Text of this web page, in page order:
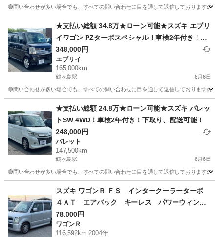
🔴問い合わせが多い場合でも、すべての問い合わせに目を通して返信しております
鶴ヶ島駅 Kei 車両
★支払い総額 34.8万★ローン可能★スズキ エブリ
イワゴン PZターボスペシャル！車検2年付き！下
取り、配送可能！
348,000円
エブリイ
165,000km
鶴ヶ島駅 8月6日
🔴問い合わせが多い場合でも、すべての問い合わせに目を通して返信しております
鶴ヶ島駅 エブリイ
★支払い総額 24.8万★ローン可能★スズキ パレッ
トSW 4WD！車検2年付き！下取り、配送可能！
248,000円
パレット
147,500km
鶴ヶ島駅 8月6日
🔴問い合わせが多い場合でも、すべての問い合わせに目を通して返信しております
鶴ヶ島駅 パレット 車両
スズキ ワゴンＲ ＦＳ インタークーラーターボ
４ＡＴ エアバック キーレス パワーウィンド
ウ ＥＴＣ 社外アルミ オートエアコン 記録
簿 （検10.8）
78,000円
ワゴンＲ
116,592km 2004年